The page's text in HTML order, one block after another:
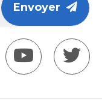
Envoyer